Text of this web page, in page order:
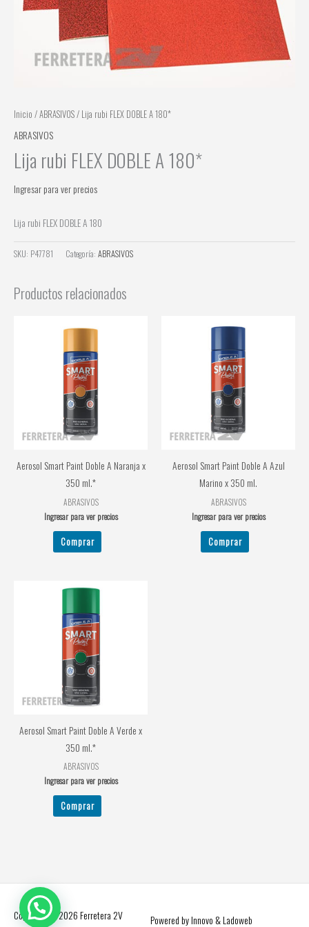
Inicio /ABRASIVOS/ Lija rubi FLEX DOBLE A 180*
ABRASIVOS
Lija rubi FLEX DOBLE A 180*
Ingresar para ver precios
Lija rubi FLEX DOBLE A 180
SKU: P47781 Categoría: ABRASIVOS
Productos relacionados
Aerosol Smart Paint Doble A Naranja x
350 ml.*
ABRASIVOS
Ingresar para ver precios
Comprar
Aerosol Smart Paint Doble A Azul
Marino x 350 ml.
ABRASIVOS
Ingresar para ver precios
Comprar
Aerosol Smart Paint Doble A Verde x
350 ml.*
ABRASIVOS
Ingresar para ver precios
Comprar
Copyright © 2026 Ferretera 2V Powered by Innovo & Ladoweb